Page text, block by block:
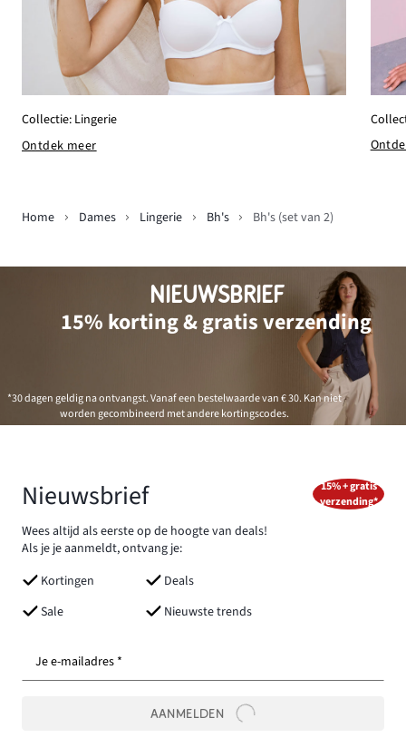
Collectie: Lingerie
Ontdek meer
Home Dames Lingerie Bh's Bh's (set van 2)
NIEUWSBRIEF
15% korting & gratis verzending
*30 dagen geldig na ontvangst. Vanaf een bestelwaarde van € 30. Kan niet
worden gecombineerd met andere kortingscodes.
Nieuwsbrief
Wees altijd als eerste op de hoogte van deals!
Als je je aanmeldt, ontvang je:
Kortingen
Deals
Sale
Nieuwste trends
15% + gratis
verzending*
Je e-mailadres *
AANMELDEN